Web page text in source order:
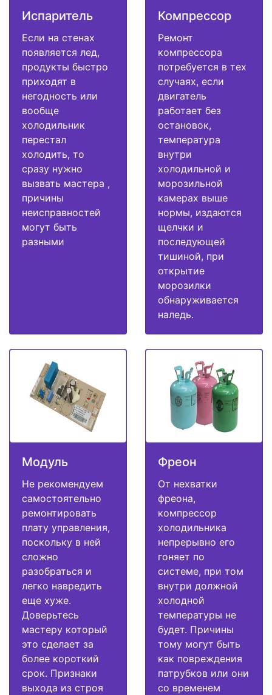
Испаритель
Если на стенах
появляется лед,
продукты быстро
приходят в
негодность или
вообще
холодильник
перестал
холодить, то
сразу нужно
вызвать мастера ,
причины
неисправностей
могут быть
разными
Компрессор
Ремонт
компрессора
потребуется в тех
случаях, если
двигатель
работает без
остановок,
температура
внутри
холодильной и
морозильной
камерах выше
нормы, издаются
щелчки и
последующей
тишиной, при
открытие
морозилки
обнаруживается
наледь.
Модуль
Не рекомендуем
самостоятельно
ремонтировать
плату управления,
поскольку в ней
сложно
разобраться и
легко навредить
еще хуже.
Доверьтесь
мастеру который
это сделает за
более короткий
срок. Признаки
выхода из строя
Фреон
От нехватки
фреона,
компрессор
холодильника
непрерывно его
гоняет по
системе, при том
внутри должной
холодной
температуры не
будет. Причины
тому могут быть
как повреждения
патрубков или они
со временем